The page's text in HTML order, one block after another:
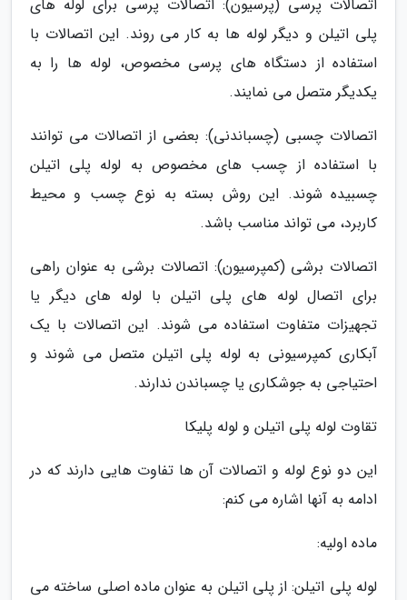
اتصالات پرسی (پرسیون): اتصالات پرسی برای لوله های
پلی اتیلن و دیگر لوله ها به کار می روند. این اتصالات با
استفاده از دستگاه های پرسی مخصوص، لوله ها را به
یکدیگر متصل می نمایند.
اتصالات چسبی (چسباندنی): بعضی از اتصالات می توانند
با استفاده از چسب های مخصوص به لوله پلی اتیلن
چسبیده شوند. این روش بسته به نوع چسب و محیط
کاربرد، می تواند مناسب باشد.
اتصالات برشی (کمپرسیون): اتصالات برشی به عنوان راهی
برای اتصال لوله های پلی اتیلن با لوله های دیگر یا
تجهیزات متفاوت استفاده می شوند. این اتصالات با یک
آبکاری کمپرسیونی به لوله پلی اتیلن متصل می شوند و
احتیاجی به جوشکاری یا چسباندن ندارند.
تقاوت لوله پلی اتیلن و لوله پلیکا
این دو نوع لوله و اتصالات آن ها تفاوت هایی دارند که در
ادامه به آنها اشاره می کنم:
ماده اولیه:
لوله پلی اتیلن: از پلی اتیلن به عنوان ماده اصلی ساخته می